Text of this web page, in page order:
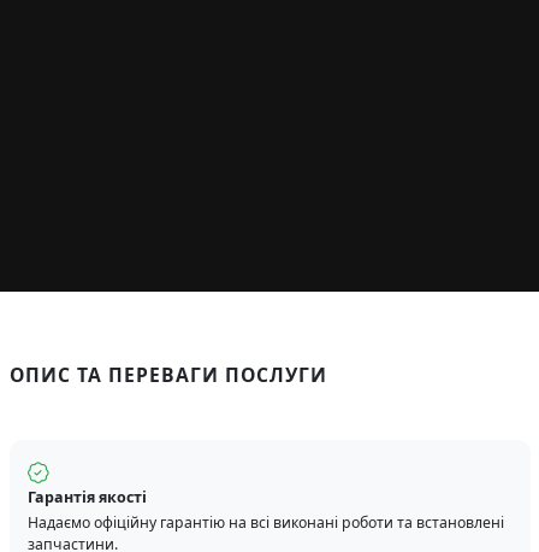
ОПИС ТА ПЕРЕВАГИ ПОСЛУГИ
Гарантія якості
Надаємо офіційну гарантію на всі виконані роботи та встановлені
запчастини.